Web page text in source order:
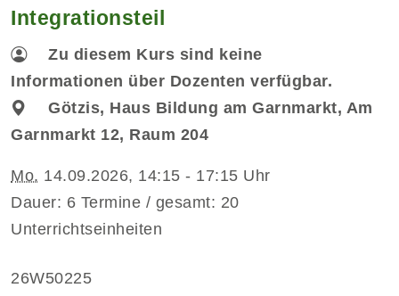
Integrationsteil
Zu diesem Kurs sind keine
Informationen über Dozenten verfügbar.
Götzis, Haus Bildung am Garnmarkt, Am
Garnmarkt 12, Raum 204
Mo. 14.09.2026, 14:15 - 17:15 Uhr
Dauer: 6 Termine / gesamt: 20
Unterrichtseinheiten
26W50225